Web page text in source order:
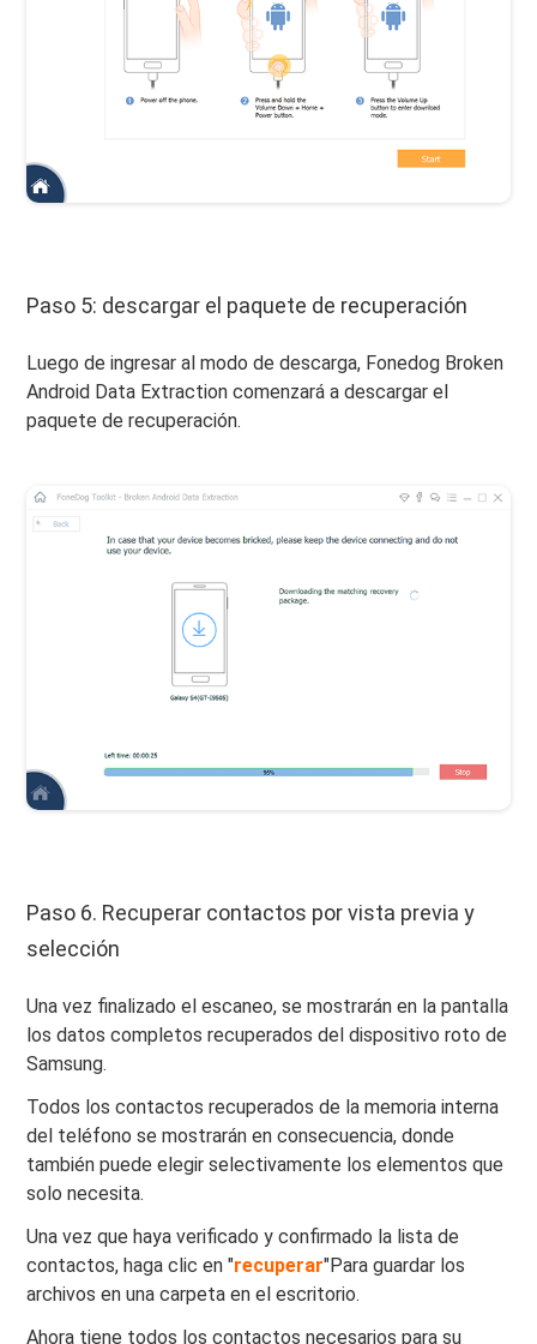
Paso 5: descargar el paquete de recuperación
Luego de ingresar al modo de descarga, Fonedog Broken
Android Data Extraction comenzará a descargar el
paquete de recuperación.
Paso 6. Recuperar contactos por vista previa y
selección
Una vez finalizado el escaneo, se mostrarán en la pantalla
los datos completos recuperados del dispositivo roto de
Samsung.
Todos los contactos recuperados de la memoria interna
del teléfono se mostrarán en consecuencia, donde
también puede elegir selectivamente los elementos que
solo necesita.
Una vez que haya verificado y confirmado la lista de
contactos, haga clic en "recuperar"Para guardar los
archivos en una carpeta en el escritorio.
Ahora tiene todos los contactos necesarios para su